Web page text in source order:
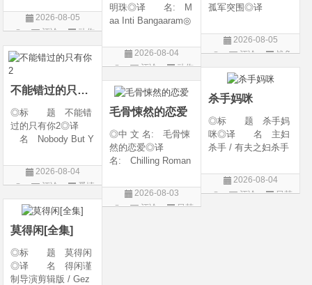
产 地: 美国◎
类 别: 西部◎
上映日期: 2026-07-
10(美国)◎IMDb评分
2026-08-05
评论
动作
片
孤军突围◎译
年 代: 2026◎
产 地: 美国◎
作 / 战争◎语 言:
英语◎上映日
2026-08-05
评论
战争
片
明珠◎译 名: M
aa Inti Bangaaram◎
产 地: 印度◎
类 别: 动作 / 惊
卢固语 Telugu◎上映
日期: 2026-06
2026-08-04
评论
动作
片
不能错过的只有你2
◎标 题 不能错
过的只有你2◎译
名 Nobody But Y
26◎产 地 中国
大陆◎类 别 喜
言 汉语普通话◎上
映日期 2026-04-1
2026-08-04
评论
爱情
片
杀手妈咪
◎标 题 杀手妈
咪◎译 名 主妇
杀手 / 有夫之妇杀手
ler / A Bona Fide Kill
er◎年 代 2026
2026-08-04
评论
日韩
毛骨悚然的恋爱
◎中 文 名: 毛骨悚
然的恋爱◎译
名: Chilling Roman
e: Find Me / Spellbo
und / Spooky in Lov
2026-08-03
评论
日韩
莫得闲[全集]
◎标 题 莫得闲
◎译 名 得闲谨
制导演剪辑版 / Gez